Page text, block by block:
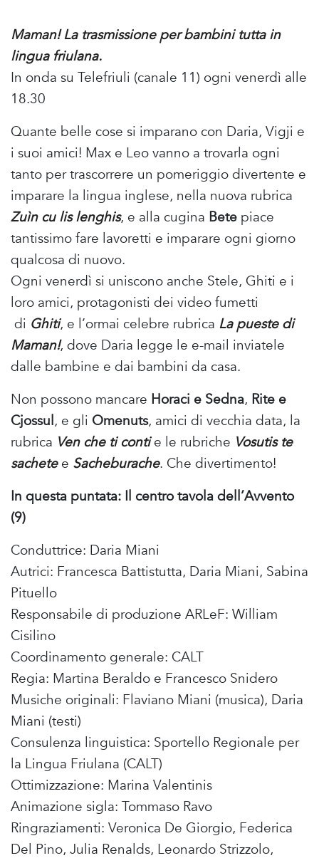
Maman! La trasmissione per bambini tutta in
lingua friulana.
In onda su Telefriuli (canale 11) ogni venerdì alle
18.30
Quante belle cose si imparano con Daria, Vigji e
i suoi amici! Max e Leo vanno a trovarla ogni
tanto per trascorrere un pomeriggio divertente e
imparare la lingua inglese, nella nuova rubrica
Zuìn cu lis lenghis, e alla cugina Bete piace
tantissimo fare lavoretti e imparare ogni giorno
qualcosa di nuovo.
Ogni venerdì si uniscono anche Stele, Ghiti e i
loro amici, protagonisti dei video fumetti
di Ghiti, e l’ormai celebre rubrica La pueste di
Maman!, dove Daria legge le e-mail inviatele
dalle bambine e dai bambini da casa.
Non possono mancare Horaci e Sedna, Rite e
Cjossul, e gli Omenuts, amici di vecchia data, la
rubrica Ven che ti contie le rubriche Vosutis te
sachete e Sacheburache. Che divertimento!
In questa puntata: Il centro tavola dell’Avvento
(9)
Conduttrice: Daria Miani
Autrici: Francesca Battistutta, Daria Miani, Sabina
Pituello
Responsabile di produzione ARLeF: William
Cisilino
Coordinamento generale: CALT
Regia: Martina Beraldo e Francesco Snidero
Musiche originali: Flaviano Miani (musica), Daria
Miani (testi)
Consulenza linguistica: Sportello Regionale per
la Lingua Friulana (CALT)
Ottimizzazione: Marina Valentinis
Animazione sigla: Tommaso Ravo
Ringraziamenti: Veronica De Giorgio, Federica
Del Pino, Julia Renalds, Leonardo Strizzolo,